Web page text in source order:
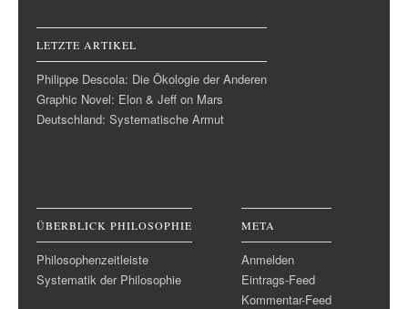
LETZTE ARTIKEL
Philippe Descola: Die Ökologie der Anderen
Graphic Novel: Elon & Jeff on Mars
Deutschland: Systematische Armut
ÜBERBLICK PHILOSOPHIE
Philosophenzeitleiste
Systematik der Philosophie
META
Anmelden
Eintrags-Feed
Kommentar-Feed